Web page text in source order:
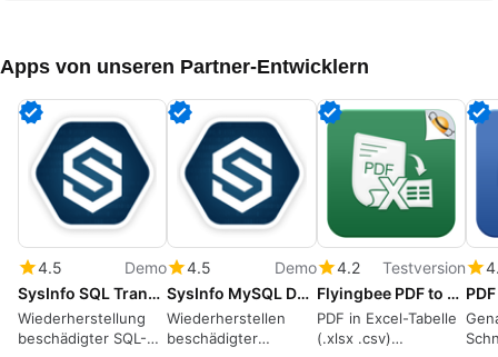
Apps von unseren Partner-Entwicklern
4.5
Demo
SysInfo SQL Transaction Log Recovery
Wiederherstellung
beschädigter SQL-
4.5
Demo
SysInfo MySQL Database Recovery Tool for Windows
Wiederherstellen
beschädigter
4.2
Testversion
Flyingbee PDF to Excel Converter
PDF in Excel-Tabelle
(.xlsx .csv)